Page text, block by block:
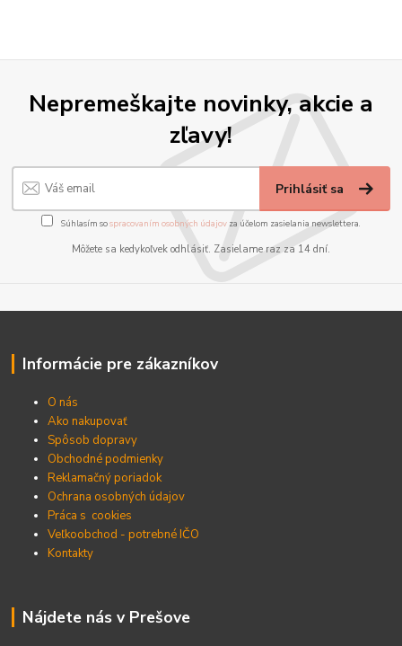
Nepremeškajte novinky, akcie a
zľavy!
Prihlásiť sa
Súhlasím sospracovaním osobných údajov za účelom zasielania newslettera.
Môžete sa kedykoľvek odhlásiť. Zasielame raz za 14 dní.
Informácie pre zákazníkov
O nás
Ako nakupovať
Spôsob dopravy
Obchodné podmienky
Reklamačný poriadok
Ochrana osobných údajov
Práca s cookies
Veľkoobchod - potrebné IČO
Kontakty
Nájdete nás v Prešove